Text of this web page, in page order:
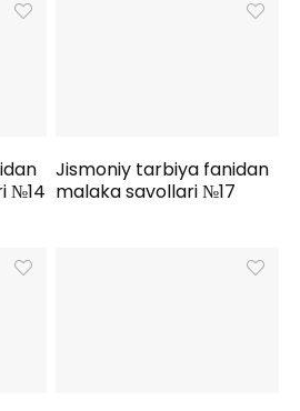
№14
Jismoniy tarbiya fanidan
malaka savollari №17